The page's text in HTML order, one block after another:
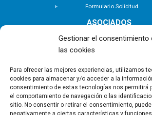
Gestionar el consentimiento
las cookies
Para ofrecer las mejores experiencias, utilizamos
cookies para almacenar y/o acceder a la
consentimiento de estas tecnologías nos permitirá
el comportamiento de navegación o las
sitio. No consentir o retirar el consentimiento,
negativamente a ciertas características y funciones.
Formulario Solicitud
ASOCIADOS
Zona Privada
ACTUALIDAD
Notas de Prensa
Noticias
Nuevas Incorporaciones